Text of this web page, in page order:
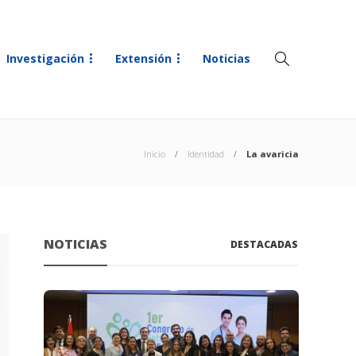
Investigación Extensión Noticias
Inicio Identidad La avaricia
NOTICIAS DESTACADAS